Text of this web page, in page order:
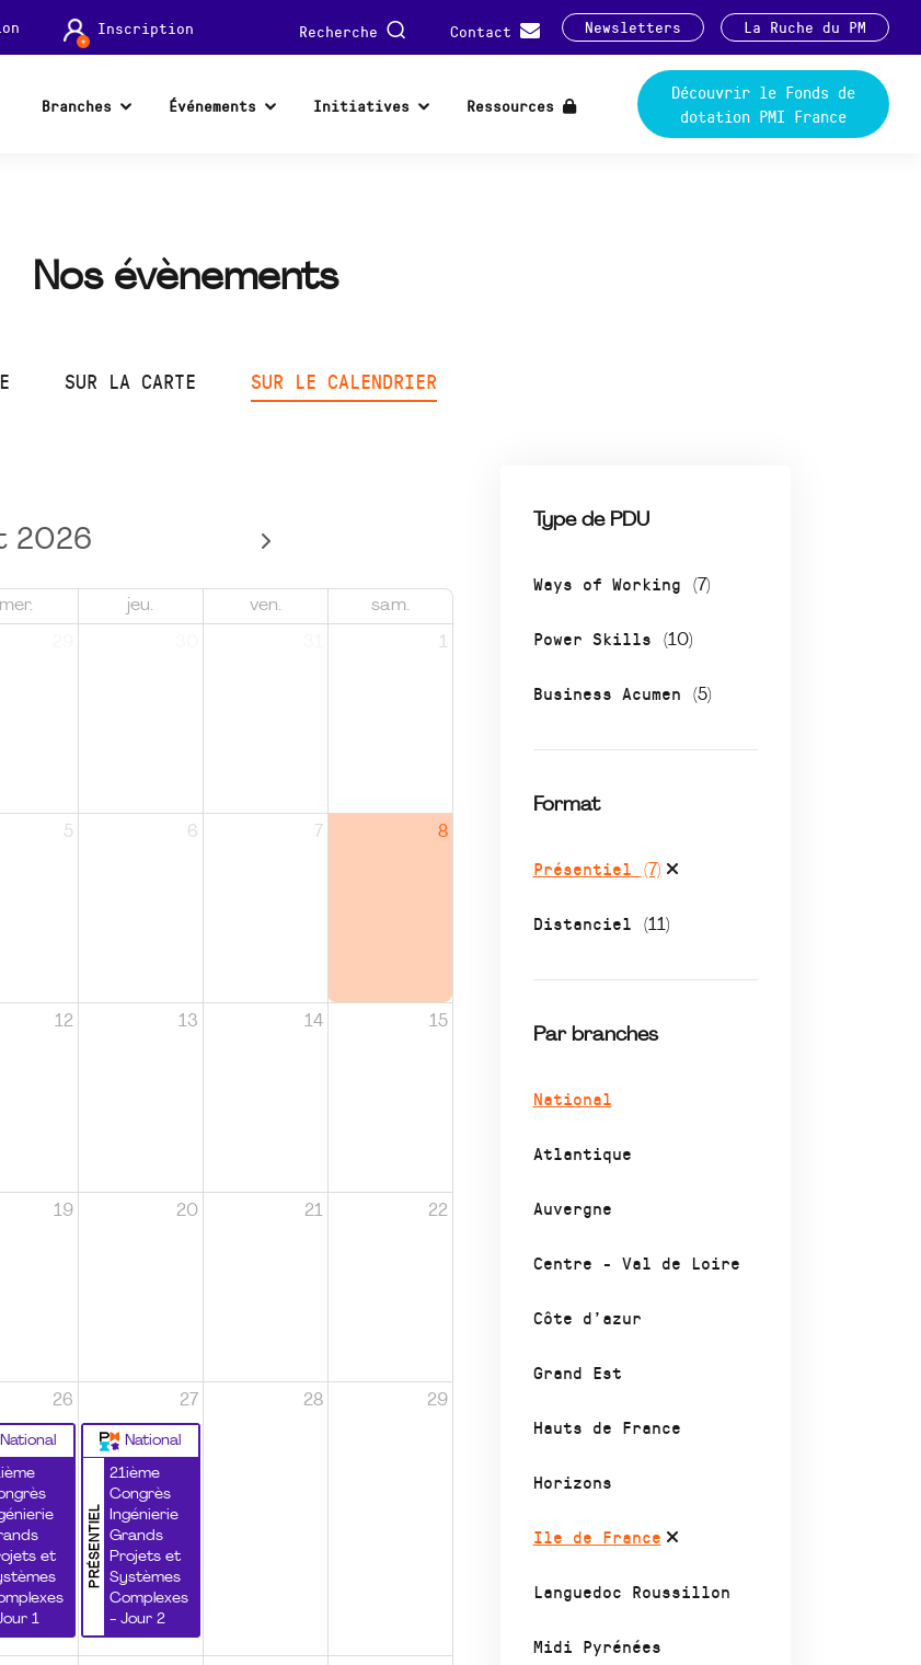
Inscription Recherche Contact Newsletters La Ruche du PM
Branches Événements Initiatives Ressources
Découvrir le Fonds de
dotation PMI France
Nos évènements
SUR LA CARTE SUR LE CALENDRIER
Type de PDU
Ways of Working (7)
Power Skills (10)
Business Acumen (5)
Format
Présentiel (7)
Distanciel (11)
Par branches
National
Atlantique
Auvergne
Centre - Val de Loire
Côte d’azur
Grand Est
Hauts de France
Horizons
Ile de France
Languedoc Roussillon
Midi Pyrénées
2026
mer. jeu. ven. sam.
1
5 6 7 8
12 13 14 15
19 20 21 22
26
National
et
1
27
National
PRÉSENTIEL
21ième
Congrès
Ingénierie
Grands
Projets et
Systèmes
Complexes
- Jour 2
28 29